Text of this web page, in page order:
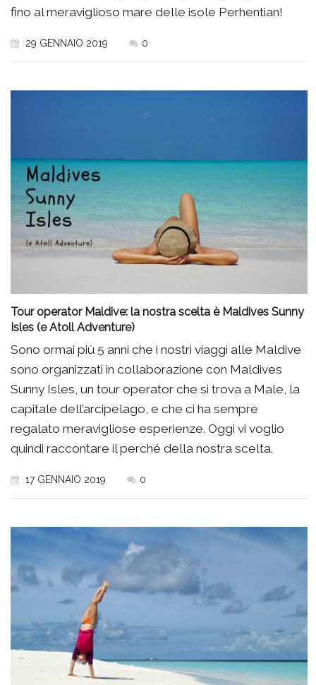
fino al meraviglioso mare delle isole Perhentian!
29 GENNAIO 2019 0
Tour operator Maldive: la nostra scelta è Maldives Sunny
Isles (e Atoll Adventure)
Sono ormai più 5 anni che i nostri viaggi alle Maldive
sono organizzati in collaborazione con Maldives
Sunny Isles, un tour operator che si trova a Male, la
capitale dell’arcipelago, e che ci ha sempre
regalato meravigliose esperienze. Oggi vi voglio
quindi raccontare il perché della nostra scelta.
17 GENNAIO 2019 0